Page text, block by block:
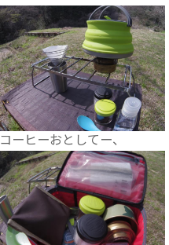
コーヒーおとしてー、